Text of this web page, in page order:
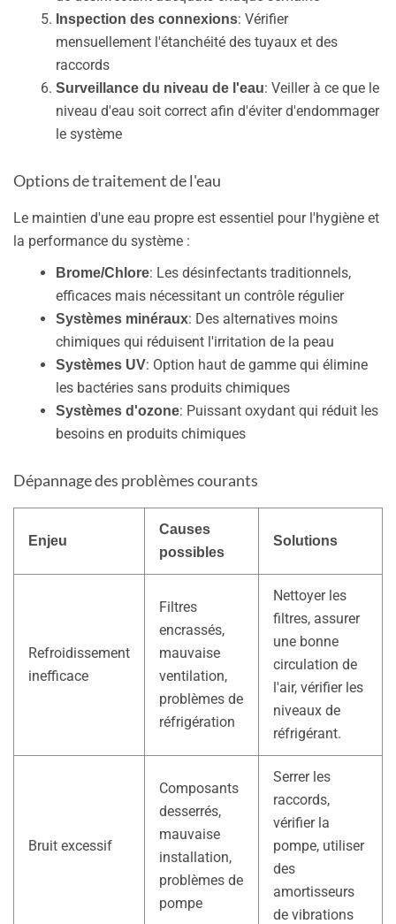
Inspection des connexions: Vérifier
mensuellement l'étanchéité des tuyaux et des
raccords
Surveillance du niveau de l'eau: Veiller à ce que le
niveau d'eau soit correct afin d'éviter d'endommager
le système
Options de traitement de l'eau
Le maintien d'une eau propre est essentiel pour l'hygiène et
la performance du système :
Brome/Chlore: Les désinfectants traditionnels,
efficaces mais nécessitant un contrôle régulier
Systèmes minéraux: Des alternatives moins
chimiques qui réduisent l'irritation de la peau
Systèmes UV: Option haut de gamme qui élimine
les bactéries sans produits chimiques
Systèmes d'ozone: Puissant oxydant qui réduit les
besoins en produits chimiques
Dépannage des problèmes courants
Enjeu
Causes
possibles
Solutions
Refroidissement
inefficace
Filtres
encrassés,
mauvaise
ventilation,
problèmes de
réfrigération
Nettoyer les
filtres, assurer
une bonne
circulation de
l'air, vérifier les
niveaux de
réfrigérant.
Bruit excessif
Composants
desserrés,
mauvaise
installation,
problèmes de
pompe
Serrer les
raccords,
vérifier la
pompe, utiliser
des
amortisseurs
de vibrations